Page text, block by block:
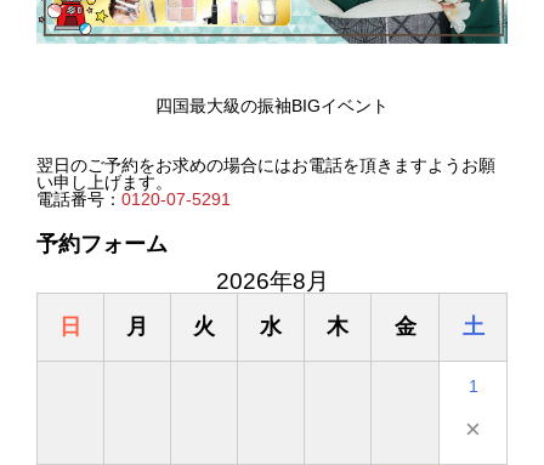
四国最大級の振袖BIGイベント
翌日のご予約をお求めの場合にはお電話を頂きますようお願
い申し上げます。
電話番号： 0120-07-5291
予約フォーム
2026年8月
日 月 火 水 木 金 土
1
×